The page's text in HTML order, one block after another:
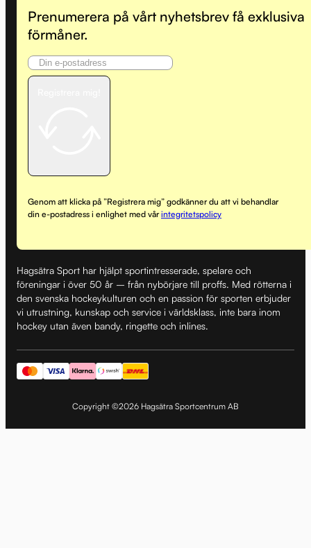
Prenumerera på vårt nyhetsbrev få exklusiva
förmåner.
Genom att klicka på ”Registrera mig” godkänner du att vi behandlar
din e-postadress i enlighet med vårintegritetspolicy
Hagsätra Sport har hjälpt sportintresserade, spelare och
föreningar i över 50 år – från nybörjare till proffs. Med rötterna i
den svenska hockeykulturen och en passion för sporten erbjuder
vi utrustning, kunskap och service i världsklass, inte bara inom
hockey utan även bandy, ringette och inlines.
Copyright ©2026 Hagsätra Sportcentrum AB